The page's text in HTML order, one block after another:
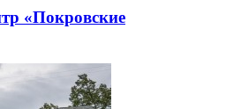
«Покровские